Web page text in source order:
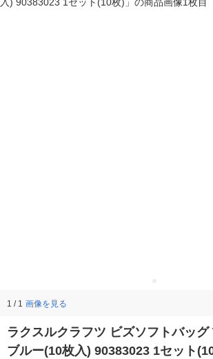
1 / 1 画像を見る
ラクスルクラフツ ビズソフトバッグ
ブルー(10枚入) 90383023 1セット